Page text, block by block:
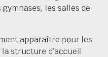
les salles de
apparaître pour les
structure d’accueil